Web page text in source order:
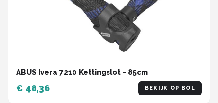
ABUS Ivera 7210 Kettingslot - 85cm
€ 48,36 BEKIJK OP BOL